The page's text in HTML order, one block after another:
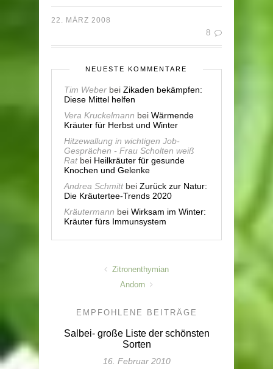
22. MÄRZ 2008
8
NEUESTE KOMMENTARE
Tim Weber bei Zikaden bekämpfen:
Diese Mittel helfen
Vera Kruckelmann bei Wärmende
Kräuter für Herbst und Winter
Hitzewallung in wichtigen Job-
Gesprächen - Frau Scholten weiß
Ratbei Heilkräuter für gesunde
Knochen und Gelenke
Andrea Schmittbei Zurück zur Natur:
Die Kräutertee-Trends 2020
Kräutermann bei Wirksam im Winter:
Kräuter fürs Immunsystem
Zitronenthymian
Andorn
EMPFOHLENE BEITRÄGE
Salbei- große Liste der schönsten
Sorten
16. Februar 2010